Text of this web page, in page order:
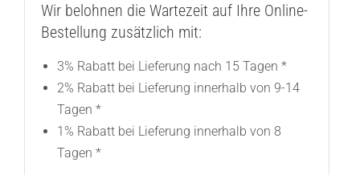
Wir belohnen die Wartezeit auf Ihre Online-
Bestellung zusätzlich mit:
3% Rabatt bei Lieferung nach 15 Tagen *
2% Rabatt bei Lieferung innerhalb von 9-14
Tagen *
1% Rabatt bei Lieferung innerhalb von 8
Tagen *